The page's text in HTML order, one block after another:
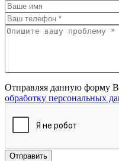
Ваше
имя
Ваш
или
сообщение
Отправляя данную форму
обработку персональных
Отправить